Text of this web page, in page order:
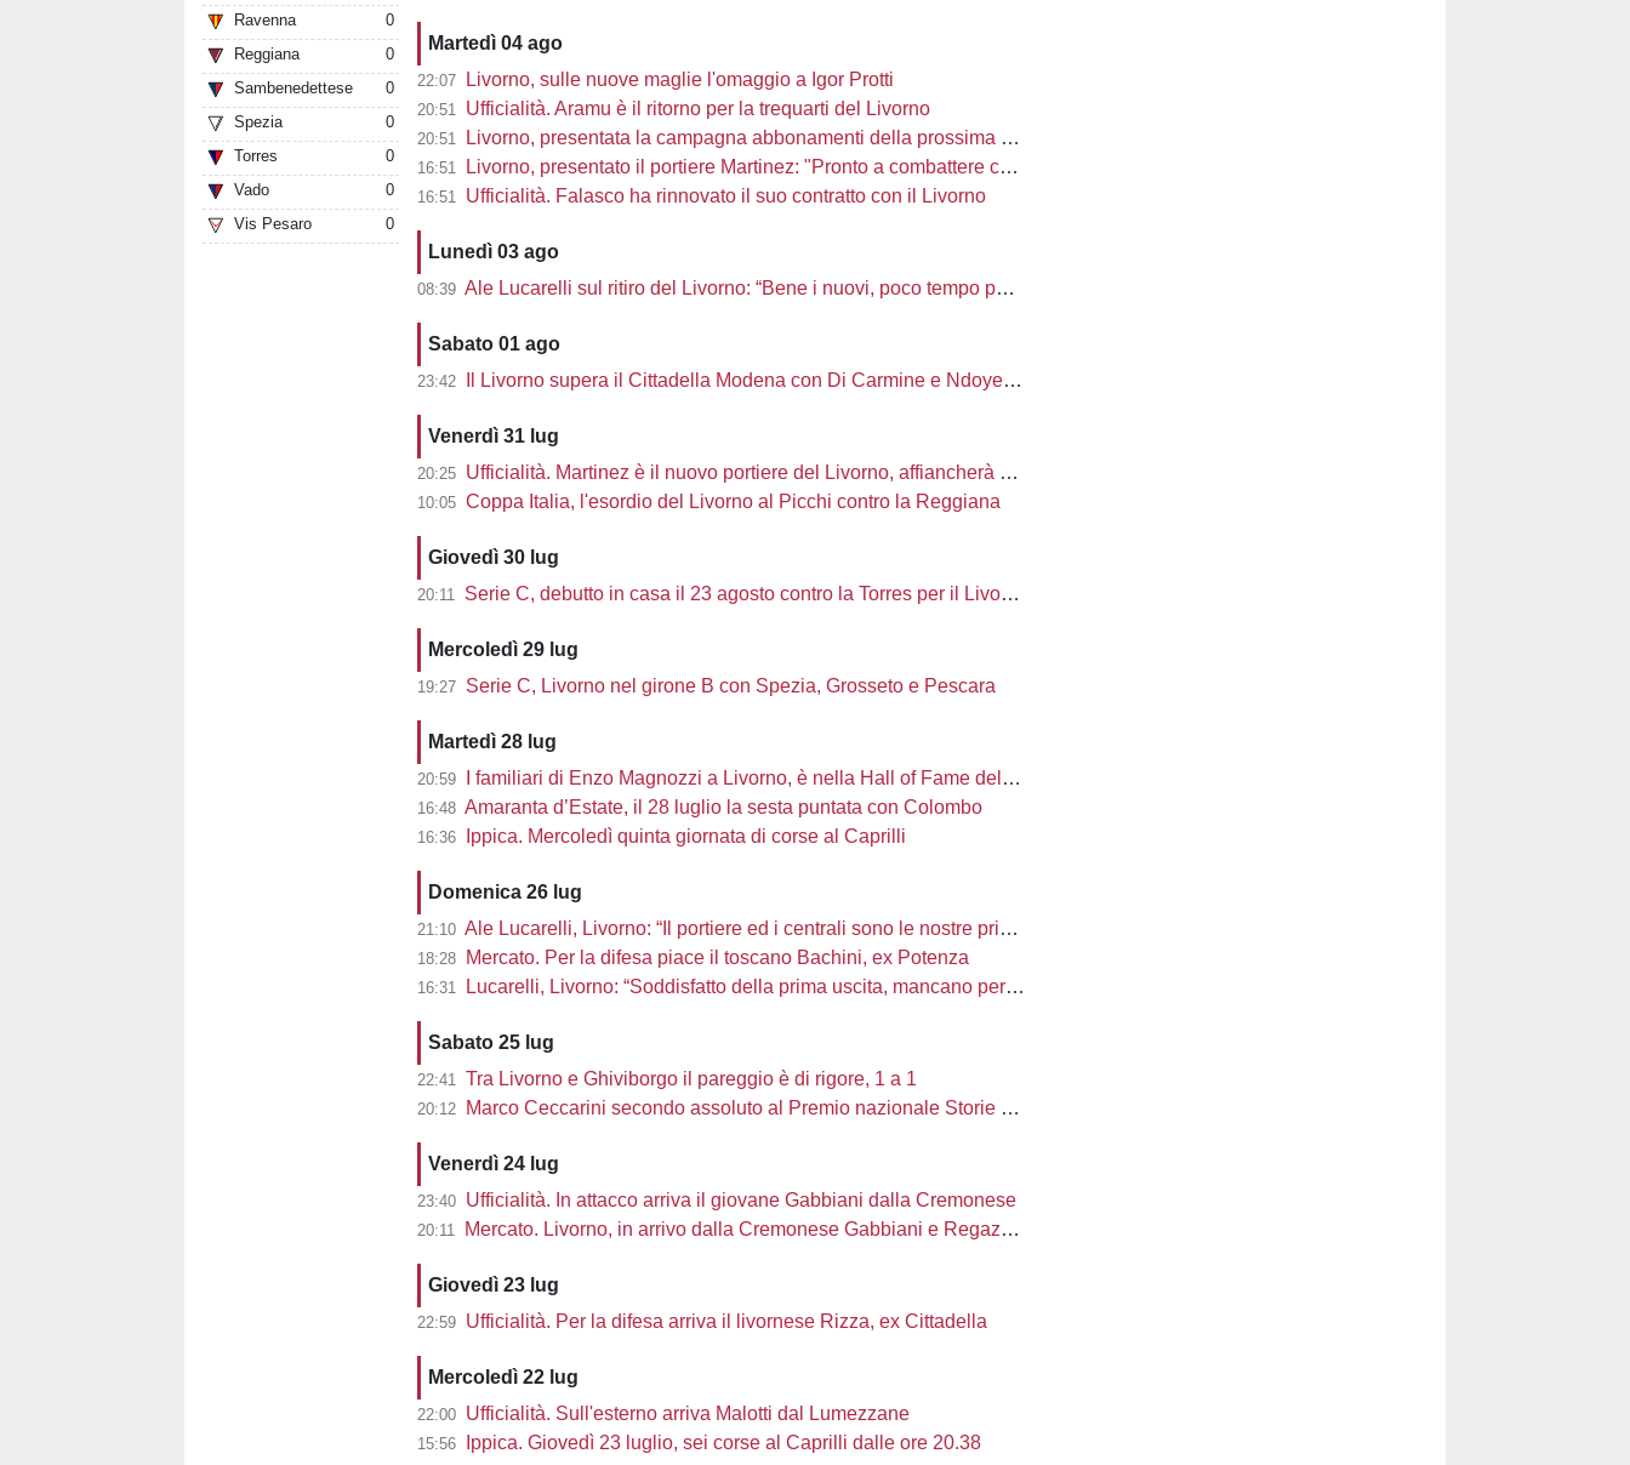
Ravenna
0
Reggiana
0
Sambenedettese
0
Spezia
0
Torres
0
Vado
0
Vis Pesaro
0
Martedì 04 ago
22:07 Livorno, sulle nuove maglie l'omaggio a Igor Protti
20:51 Ufficialità. Aramu è il ritorno per la trequarti del Livorno
20:51 Livorno, presentata la campagna abbonamenti della prossima stagione
16:51 Livorno, presentato il portiere Martinez: "Pronto a combattere con i miei compagni"
16:51 Ufficialità. Falasco ha rinnovato il suo contratto con il Livorno
Lunedì 03 ago
08:39 Ale Lucarelli sul ritiro del Livorno: “Bene i nuovi, poco tempo per completare la rosa”
Sabato 01 ago
23:42 Il Livorno supera il Cittadella Modena con Di Carmine e Ndoye, 2 a 1
Venerdì 31 lug
20:25 Ufficialità. Martinez è il nuovo portiere del Livorno, affiancherà Ciobanu
10:05 Coppa Italia, l'esordio del Livorno al Picchi contro la Reggiana
Giovedì 30 lug
20:11 Serie C, debutto in casa il 23 agosto contro la Torres per il Livorno
Mercoledì 29 lug
19:27 Serie C, Livorno nel girone B con Spezia, Grosseto e Pescara
Martedì 28 lug
20:59 I familiari di Enzo Magnozzi a Livorno, è nella Hall of Fame del calcio Usa
16:48 Amaranta d’Estate, il 28 luglio la sesta puntata con Colombo
16:36 Ippica. Mercoledì quinta giornata di corse al Caprilli
Domenica 26 lug
21:10 Ale Lucarelli, Livorno: “Il portiere ed i centrali sono le nostre priorità”
18:28 Mercato. Per la difesa piace il toscano Bachini, ex Potenza
16:31 Lucarelli, Livorno: “Soddisfatto della prima uscita, mancano però una decina di innesti”
Sabato 25 lug
22:41 Tra Livorno e Ghiviborgo il pareggio è di rigore, 1 a 1
20:12 Marco Ceccarini secondo assoluto al Premio nazionale Storie di Sport
Venerdì 24 lug
23:40 Ufficialità. In attacco arriva il giovane Gabbiani dalla Cremonese
20:11 Mercato. Livorno, in arrivo dalla Cremonese Gabbiani e Regazzetti
Giovedì 23 lug
22:59 Ufficialità. Per la difesa arriva il livornese Rizza, ex Cittadella
Mercoledì 22 lug
22:00 Ufficialità. Sull'esterno arriva Malotti dal Lumezzane
15:56 Ippica. Giovedì 23 luglio, sei corse al Caprilli dalle ore 20.38